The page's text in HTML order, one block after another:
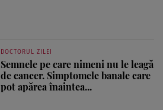
DOCTORUL ZILEI
Semnele pe care nimeni nu le leagă
de cancer. Simptomele banale care
pot apărea înaintea...